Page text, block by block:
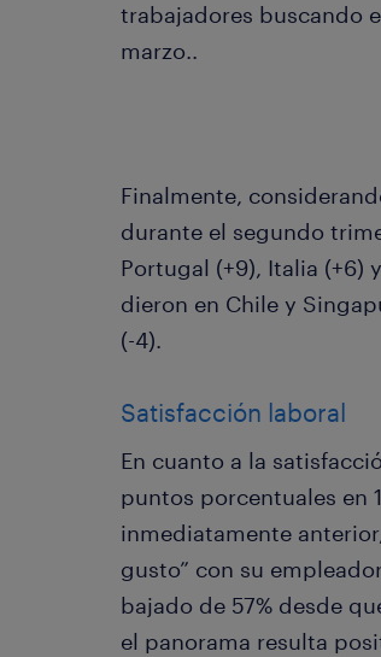
trabajadores buscando
marzo..
Finalmente,
durante el segundo
Portugal (+9), Italia (+6)
dieron en Chile y
(-4).
Satisfacción laboral
En cuanto a la
puntos porcentuales en
inmediatamente
gusto” con su
bajado de 57% desde
el panorama resulta